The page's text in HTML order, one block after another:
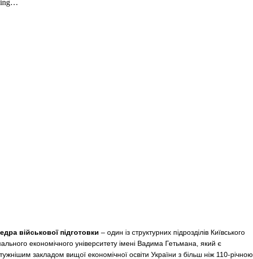
військової підготовки – один із структурних підрозділів Київського
економічного університету імені Вадима Гетьмана, який є
закладом вищої економічної освіти України з більш ніж 110-річною